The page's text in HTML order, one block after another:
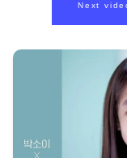
Next